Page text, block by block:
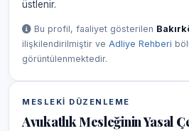
üstlenir.
Bu profil, faaliyet gösterilen
ilişkilendirilmiştir ve Adliye Rehberi
görüntülenmektedir.
MESLEKI DÜZENLEME
Avukatlık Mesleğinin Yasal